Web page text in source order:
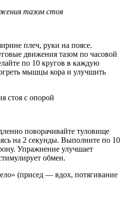
тазом стоя
плеч, руки на поясе.
движения тазом по часовой
по 10 кругов в каждую
мышцы кора и улучшить
стоя с опорой
поворачивайте туловище
на 2 секунды. Выполните по 10
Упражнение улучшает
обмен.
(присед — вдох, потягивание